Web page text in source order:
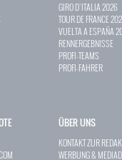
GIRO D`ITALIA 2026
TOUR DE FRANCE
VUELTA A ESPAÑA
RENNERGEBNISSE
PROFI-TEAMS
PROFI-FAHRER
ÜBER UNS
KONTAKT ZUR
WERBUNG &